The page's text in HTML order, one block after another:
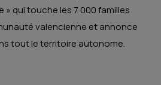
qui touche les 7 000 familles
valencienne et annonce
tout le territoire autonome.